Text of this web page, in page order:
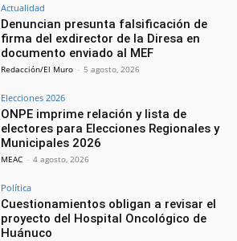
Actualidad
Denuncian presunta falsificación de
firma del exdirector de la Diresa en
documento enviado al MEF
Redacción/El Muro - 5 agosto, 2026
Elecciones 2026
ONPE imprime relación y lista de
electores para Elecciones Regionales y
Municipales 2026
MEAC - 4 agosto, 2026
Política
Cuestionamientos obligan a revisar el
proyecto del Hospital Oncológico de
Huánuco